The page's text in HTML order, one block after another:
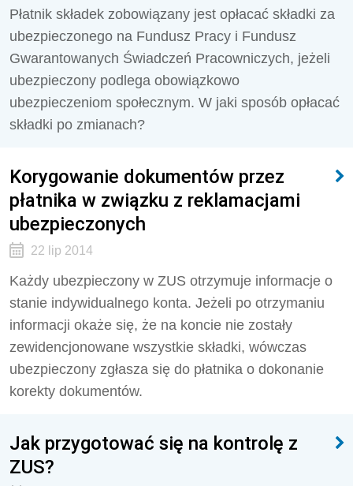
Płatnik składek zobowiązany jest opłacać składki za
ubezpieczonego na Fundusz Pracy i Fundusz
Gwarantowanych Świadczeń Pracowniczych, jeżeli
ubezpieczony podlega obowiązkowo
ubezpieczeniom społecznym. W jaki sposób opłacać
składki po zmianach?
Korygowanie dokumentów przez
płatnika w związku z reklamacjami
ubezpieczonych
22 lip 2014
Każdy ubezpieczony w ZUS otrzymuje informacje o
stanie indywidualnego konta. Jeżeli po otrzymaniu
informacji okaże się, że na koncie nie zostały
zewidencjonowane wszystkie składki, wówczas
ubezpieczony zgłasza się do płatnika o dokonanie
korekty dokumentów.
Jak przygotować się na kontrolę z
ZUS?